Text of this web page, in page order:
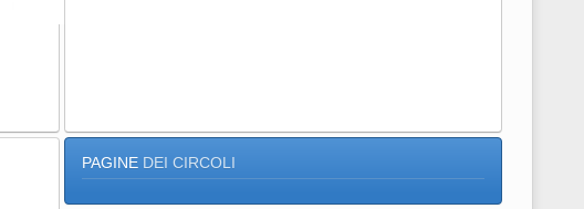
PAGINE DEI CIRCOLI